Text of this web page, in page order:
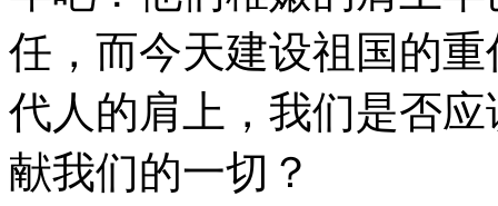
任，而今天建设祖国的
代人的肩上，我们是否
献我们的一切？